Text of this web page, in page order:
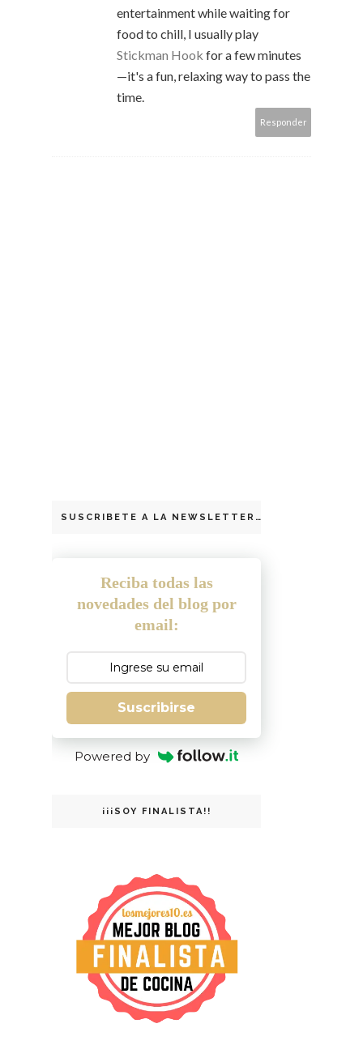
entertainment while waiting for
food to chill, I usually play
Stickman Hook for a few minutes
—it's a fun, relaxing way to pass the
time.
Responder
SUSCRIBETE A LA NEWSLETTER
Reciba todas las
novedades del blog por
email:
Suscribirse
Powered by
¡¡¡SOY FINALISTA!!